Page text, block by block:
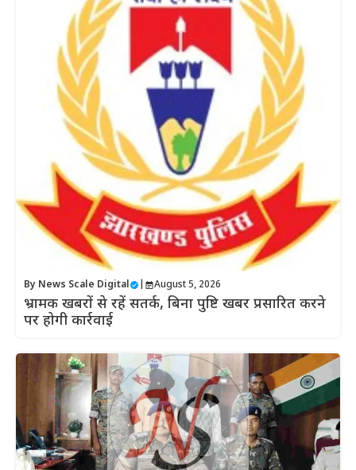
By News Scale Digital August 5, 2026
भ्रामक खबरों से रहें सतर्क, बिना पुष्टि खबर प्रसारित करने
पर होगी कार्रवाई